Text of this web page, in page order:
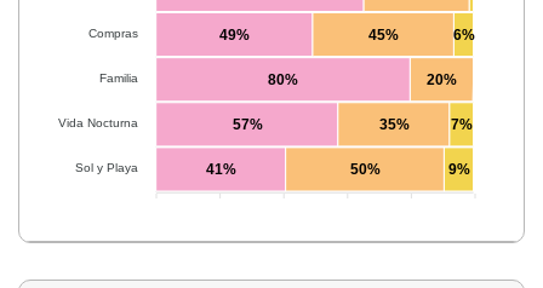
Compras
Familia
Vida Nocturna
Sol y Playa
49%
80%
57%
41%
45%
20%
35%
50%
6%
7%
9%